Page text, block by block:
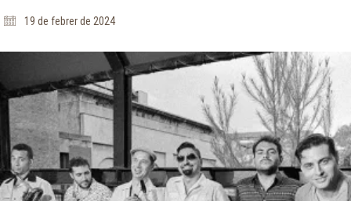
19 de febrer de 2024